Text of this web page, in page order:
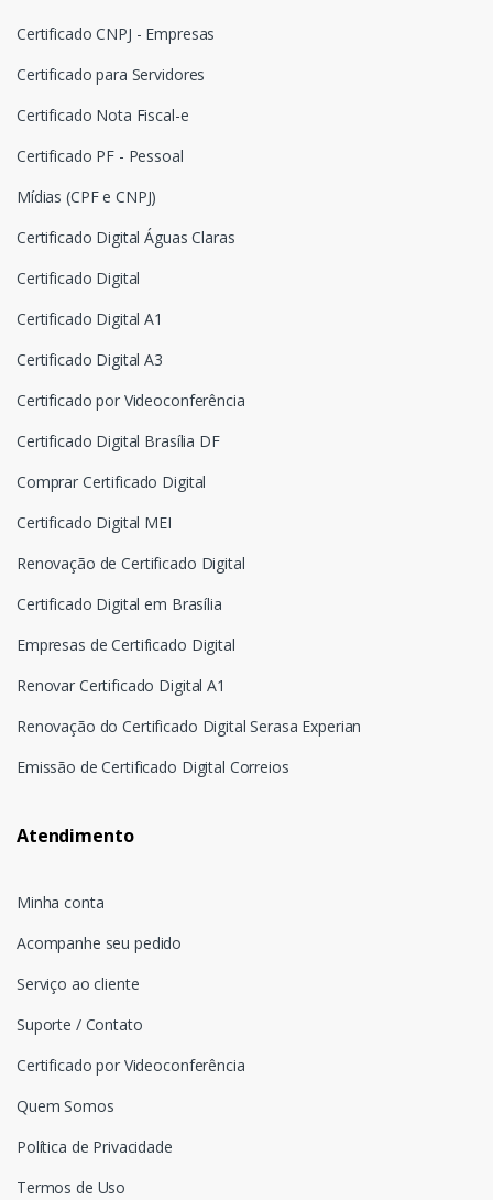
Certificado CNPJ - Empresas
Certificado para Servidores
Certificado Nota Fiscal-e
Certificado PF - Pessoal
Mídias (CPF e CNPJ)
Certificado Digital Águas Claras
Certificado Digital
Certificado Digital A1
Certificado Digital A3
Certificado por Videoconferência
Certificado Digital Brasília DF
Comprar Certificado Digital
Certificado Digital MEI
Renovação de Certificado Digital
Certificado Digital em Brasília
Empresas de Certificado Digital
Renovar Certificado Digital A1
Renovação do Certificado Digital Serasa Experian
Emissão de Certificado Digital Correios
Atendimento
Minha conta
Acompanhe seu pedido
Serviço ao cliente
Suporte / Contato
Certificado por Videoconferência
Quem Somos
Política de Privacidade
Termos de Uso